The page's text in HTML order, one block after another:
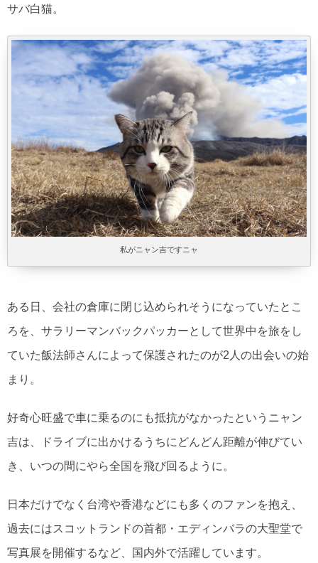
サバ白猫。
私がニャン吉ですニャ
ある日、会社の倉庫に閉じ込められそうになっていたとこ
ろを、サラリーマンバックパッカーとして世界中を旅をし
ていた飯法師さんによって保護されたのが2人の出会いの始
まり。
好奇心旺盛で車に乗るのにも抵抗がなかったというニャン
吉は、ドライブに出かけるうちにどんどん距離が伸びてい
き、いつの間にやら全国を飛び回るように。
日本だけでなく台湾や香港などにも多くのファンを抱え、
過去にはスコットランドの首都・エディンバラの大聖堂で
写真展を開催するなど、国内外で活躍しています。